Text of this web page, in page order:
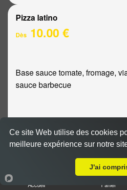
Pizza latino
Dès 10.00 €
Base sauce tomate, fromage,
sauce barbecue
Pizza mexicaine
Accueil Panier
Ce site Web utilise des cookies
meilleure expérience sur notre
J'ai